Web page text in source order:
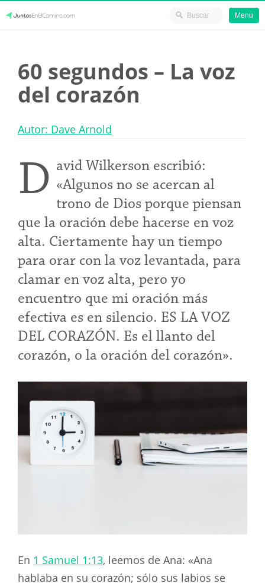
content
Menu
60 segundos – La voz
del corazón
Autor: Dave Arnold
D avid Wilkerson escribió:
«Algunos no se acercan al
trono de Dios porque piensan
que la oración debe hacerse en voz
alta. Ciertamente hay un tiempo
para orar con la voz levantada, para
clamar en voz alta, pero yo
encuentro que mi oración más
efectiva es en silencio. ES LA VOZ
DEL CORAZÓN. Es el llanto del
corazón, o la oración del corazón».
En 1 Samuel 1:13, leemos de Ana: «Ana
hablaba en su corazón; sólo sus labios se